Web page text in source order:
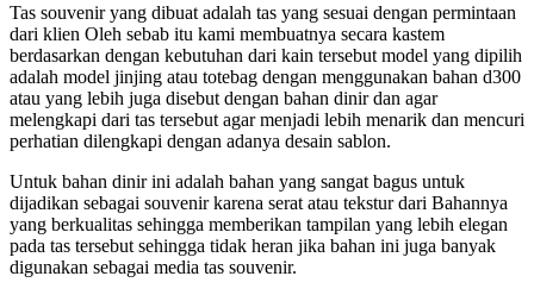
Tas souvenir yang dibuat adalah tas yang sesuai dengan permintaan
dari klien Oleh sebab itu kami membuatnya secara kastem
berdasarkan dengan kebutuhan dari kain tersebut model yang dipilih
adalah model jinjing atau totebag dengan menggunakan bahan d300
atau yang lebih juga disebut dengan bahan dinir dan agar
melengkapi dari tas tersebut agar menjadi lebih menarik dan mencuri
perhatian dilengkapi dengan adanya desain sablon.
Untuk bahan dinir ini adalah bahan yang sangat bagus untuk
dijadikan sebagai souvenir karena serat atau tekstur dari Bahannya
yang berkualitas sehingga memberikan tampilan yang lebih elegan
pada tas tersebut sehingga tidak heran jika bahan ini juga banyak
digunakan sebagai media tas souvenir.